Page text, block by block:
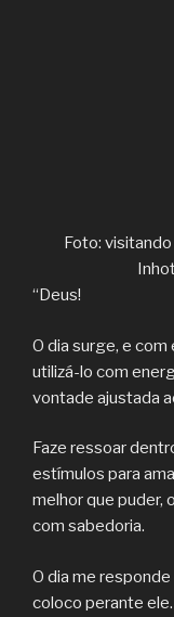
Foto:
“Deus!
O dia surge, e com
utilizá-lo com
vontade ajustada
Faze ressoar
estímulos para
melhor que puder,
com sabedoria.
O dia me
coloco perante